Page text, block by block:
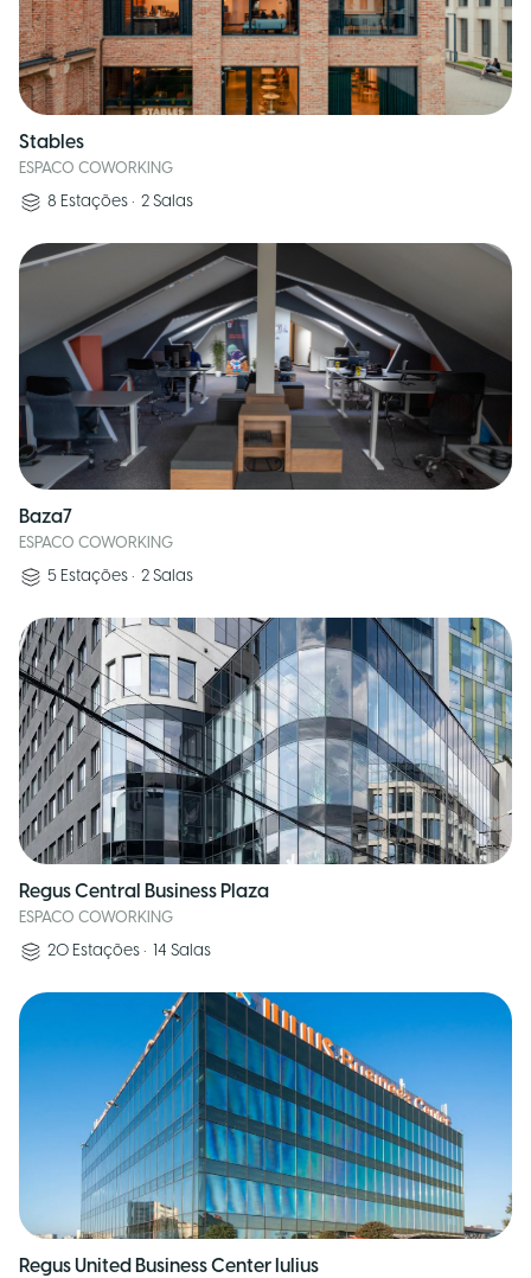
Stables
ESPACO COWORKING
8 Estações • 2 Salas
Baza7
ESPACO COWORKING
5 Estações • 2 Salas
Regus Central Business Plaza
ESPACO COWORKING
20 Estações • 14 Salas
Regus United Business Center Iulius